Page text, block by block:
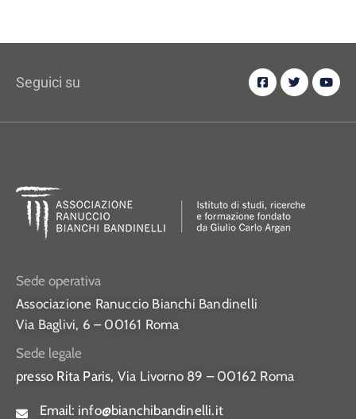
Seguici su
Sede operativa
Associazione Ranuccio Bianchi Bandinelli
Via Baglivi, 6 – 00161 Roma
Sede legale
presso Rita Paris, Via Livorno 89 – 00162 Roma
Email: info@bianchibandinelli.it